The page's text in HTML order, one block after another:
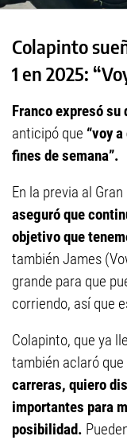
Colapinto
1 en 2025:
Franco expresó su
anticipó que “voy
fines de semana”.
En la previa al
aseguró que
objetivo que
también James
grande para que
corriendo, así que
Colapinto, que ya
también aclaró que
carreras, quiero
importantes para
posibilidad.